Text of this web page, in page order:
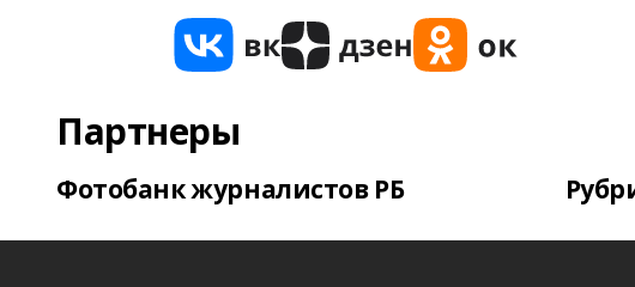
Партнеры
Фотобанк журналистов РБ